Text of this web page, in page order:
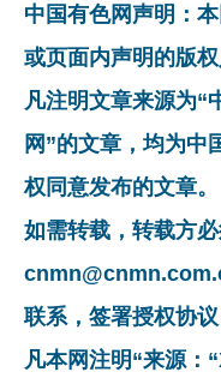
中国有色网声明：
或页面内声明的版权
凡注明文章来源为“
网”的文章，均为中
权同意发布的文章。
如需转载，转载方
联系，签署授权协
凡本网注明“来源：